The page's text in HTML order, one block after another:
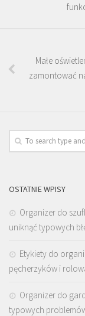
Małe
zamontować
OSTATNIE WPISY
Organizer do
uniknąć typowych
Etykiety do
pęcherzyków i
Organizer do
typowych